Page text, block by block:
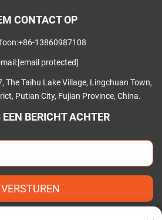
CONTACT OP
+86-13860987108
mail:[email protected]
The Taihu Lake Village, Lingchuan Town,
Putian City, Fujian Province, China.
BERICHT ACHTER
VERSTUREN